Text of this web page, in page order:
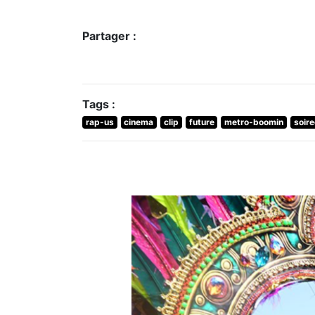
Partager :
Tags :
rap-us cinema clip future metro-boomin